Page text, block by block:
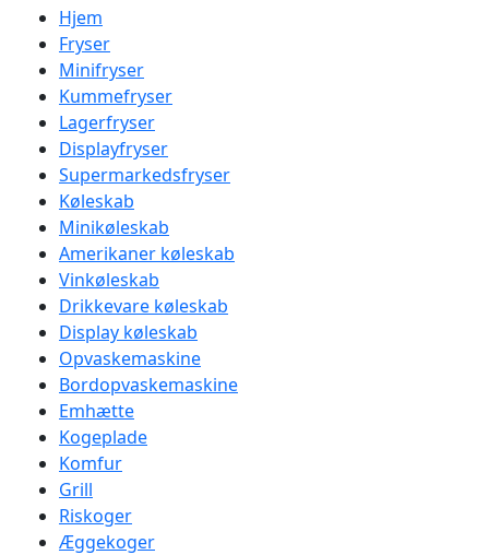
Hjem
Fryser
Minifryser
Kummefryser
Lagerfryser
Displayfryser
Supermarkedsfryser
Køleskab
Minikøleskab
Amerikaner køleskab
Vinkøleskab
Drikkevare køleskab
Display køleskab
Opvaskemaskine
Bordopvaskemaskine
Emhætte
Kogeplade
Komfur
Grill
Riskoger
Æggekoger